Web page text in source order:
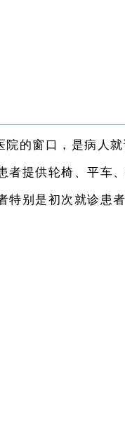
的窗口，是病人就
者提供轮椅、平车
特别是初次就诊患